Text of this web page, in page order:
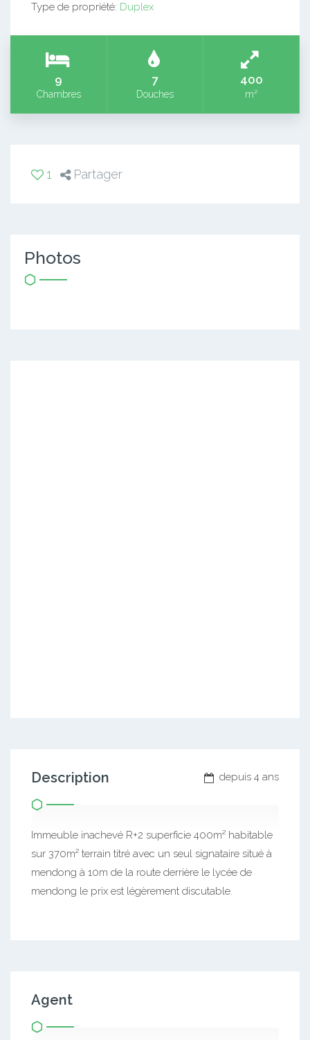
Type de propriété: Duplex
9
Chambres
7
Douches
400
m²
1 Partager
Photos
depuis 4 ans
Description
Immeuble inachevé R+2 superficie 400m² habitable
sur 370m² terrain titré avec un seul signataire situé à
mendong à 10m de la route derrière le lycée de
mendong le prix est légèrement discutable.
Agent